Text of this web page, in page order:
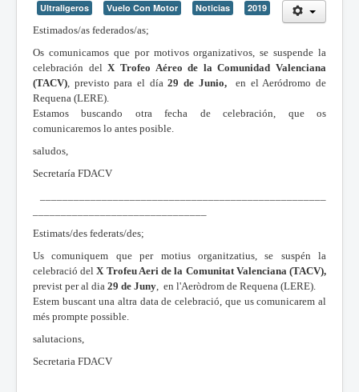
Ultraligeros Vuelo Con Motor Noticias
2019
Estimados/as federados/as;
Os comunicamos que por motivos organizativos, se suspende la
celebración delX Trofeo Aéreo de la Comunidad Valenciana
(TACV) , previsto para el día29 de Junio,
en el Aeródromo de
Requena (LERE).
Estamos buscando otra fecha de celebración, que os
comunicaremos lo antes posible.
saludos,
Secretaría FDACV
Estimats/des federats/des;
Us comuniquem que per motius organitzatius, se suspén la
celebració delX Trofeu Aeri de la Comunitat Valenciana (TACV),
previst per al dia 29 de Juny , en l'Aeròdrom de Requena (LERE).
Estem buscant una altra data de celebració, que us comunicarem al
més prompte possible.
salutacions,
Secretaria FDACV